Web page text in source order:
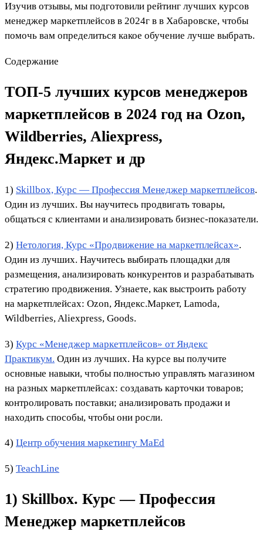
Изучив отзывы, мы подготовили рейтинг лучших курсов
менеджер маркетплейсов в 2024г в в Хабаровске, чтобы
помочь вам определиться какое обучение лучше выбрать.
Содержание
ТОП-5 лучших курсов менеджеров
маркетплейсов в 2024 год на Ozon,
Wildberries, Aliexpress,
Яндекс.Маркет и др
1) Skillbox, Курс — Профессия Менеджер маркетплейсов.
Один из лучших. Вы научитесь продвигать товары,
общаться с клиентами и анализировать бизнес-показатели.
2) Нетология, Курс «Продвижение на маркетплейсах».
Один из лучших. Научитесь выбирать площадки для
размещения, анализировать конкурентов и разрабатывать
стратегию продвижения. Узнаете, как выстроить работу
на маркетплейсах: Ozon, Яндекс.Маркет, Lamoda,
Wildberries, Aliexpress, Goods.
3) Курс «Менеджер маркетплейсов» от Яндекс
Практикум. Один из лучших. На курсе вы получите
основные навыки, чтобы полностью управлять магазином
на разных маркетплейсах: создавать карточки товаров;
контролировать поставки; анализировать продажи и
находить способы, чтобы они росли.
4) Центр обучения маркетингу MaEd
5) TeachLine
1) Skillbox. Курс — Профессия
Менеджер маркетплейсов